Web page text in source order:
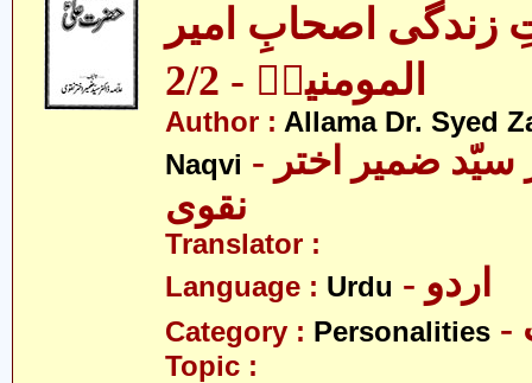
زندگی اصحابِ امیر
المومنینؑ - 2/2
Author : Allama Dr. Syed
Naqvi - علامہ ڈاکٹر سیّد ضمیر اختر
نقوی
Translator :
Language : Urdu - اردو
Category : Personalities
Topic :